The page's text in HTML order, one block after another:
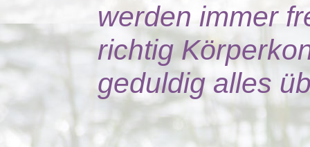
werden immer
richtig
geduldig alles